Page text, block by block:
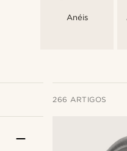
Anéis
266 ARTIGOS